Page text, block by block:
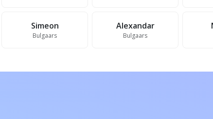
Simeon
Bulgaars
Alexandar
Bulgaars